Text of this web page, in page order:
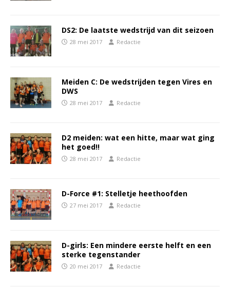
DS2: De laatste wedstrijd van dit seizoen
28 mei 2017 Redactie
Meiden C: De wedstrijden tegen Vires en
DWS
28 mei 2017 Redactie
D2 meiden: wat een hitte, maar wat ging
het goed!!
28 mei 2017 Redactie
D-Force #1: Stelletje heethoofden
27 mei 2017 Redactie
D-girls: Een mindere eerste helft en een
sterke tegenstander
20 mei 2017 Redactie